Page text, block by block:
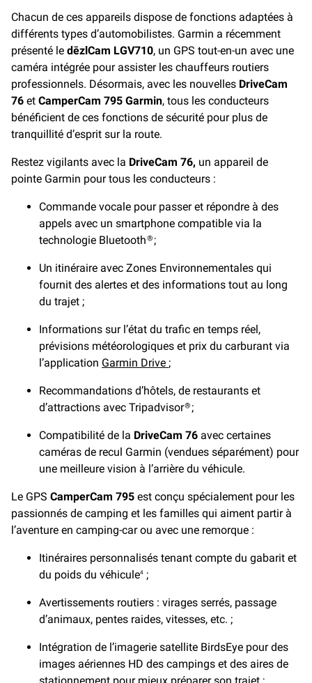
Chacun de ces appareils dispose de fonctions adaptées à
différents types d’automobilistes. Garmin a récemment
présenté le dēzlCam LGV710, un GPS tout-en-un avec une
caméra intégrée pour assister les chauffeurs routiers
professionnels. Désormais, avec les nouvelles DriveCam
76 et CamperCam 795 Garmin, tous les conducteurs
bénéficient de ces fonctions de sécurité pour plus de
tranquillité d’esprit sur la route.
Restez vigilants avec la DriveCam 76, un appareil de
pointe Garmin pour tous les conducteurs :
Commande vocale pour passer et répondre à des
appels avec un smartphone compatible via la
technologie Bluetooth ® ;
Un itinéraire avec Zones Environnementales qui
fournit des alertes et des informations tout au long
du trajet ;
Informations sur l’état du trafic en temps réel,
prévisions météorologiques et prix du carburant via
l’application Garmin Drive ;
Recommandations d’hôtels, de restaurants et
d’attractions avec Tripadvisor® ;
Compatibilité de la DriveCam 76 avec certaines
caméras de recul Garmin (vendues séparément) pour
une meilleure vision à l’arrière du véhicule.
Le GPS CamperCam 795 est conçu spécialement pour les
passionnés de camping et les familles qui aiment partir à
l’aventure en camping-car ou avec une remorque :
Itinéraires personnalisés tenant compte du gabarit et
du poids du véhicule4 ;
Avertissements routiers : virages serrés, passage
d’animaux, pentes raides, vitesses, etc. ;
Intégration de l’imagerie satellite BirdsEye pour des
images aériennes HD des campings et des aires de